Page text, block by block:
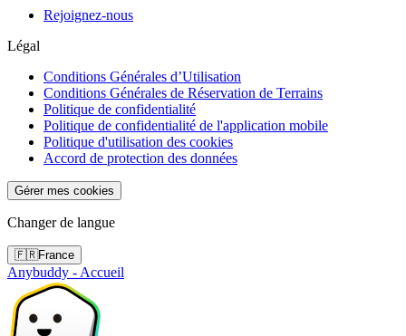
Rejoignez-nous
Légal
Conditions Générales d’Utilisation
Conditions Générales de Réservation de Terrains
Politique de confidentialité
Politique de confidentialité de l'application mobile
Politique d'utilisation des cookies
Accord de protection des données
Gérer mes cookies
Changer de langue
🇫🇷France
Anybuddy - Accueil